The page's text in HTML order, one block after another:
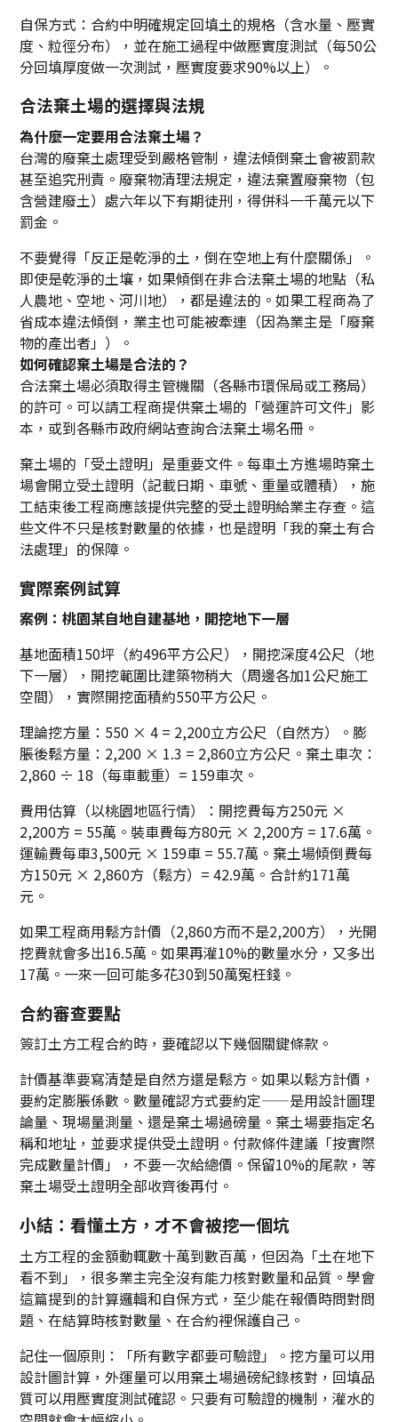
自保方式：合約中明確規定回填土的規格（含水量、壓實
度、粒徑分布），並在施工過程中做壓實度測試（每50公
分回填厚度做一次測試，壓實度要求90%以上）。
合法棄土場的選擇與法規
為什麼一定要用合法棄土場？
台灣的廢棄土處理受到嚴格管制，違法傾倒棄土會被罰款
甚至追究刑責。廢棄物清理法規定，違法棄置廢棄物（包
含營建廢土）處六年以下有期徒刑，得併科一千萬元以下
罰金。
不要覺得「反正是乾淨的土，倒在空地上有什麼關係」。
即使是乾淨的土壤，如果傾倒在非合法棄土場的地點（私
人農地、空地、河川地），都是違法的。如果工程商為了
省成本違法傾倒，業主也可能被牽連（因為業主是「廢棄
物的產出者」）。
如何確認棄土場是合法的？
合法棄土場必須取得主管機關（各縣市環保局或工務局）
的許可。可以請工程商提供棄土場的「營運許可文件」影
本，或到各縣市政府網站查詢合法棄土場名冊。
棄土場的「受土證明」是重要文件。每車土方進場時棄土
場會開立受土證明（記載日期、車號、重量或體積），施
工結束後工程商應該提供完整的受土證明給業主存查。這
些文件不只是核對數量的依據，也是證明「我的棄土有合
法處理」的保障。
實際案例試算
案例：桃園某自地自建基地，開挖地下一層
基地面積150坪（約496平方公尺），開挖深度4公尺（地
下一層），開挖範圍比建築物稍大（周邊各加1公尺施工
空間），實際開挖面積約550平方公尺。
理論挖方量：550 × 4 = 2,200立方公尺（自然方）。膨
脹後鬆方量：2,200 × 1.3 = 2,860立方公尺。棄土車次：
2,860 ÷ 18（每車載重）= 159車次。
費用估算（以桃園地區行情）：開挖費每方250元 ×
2,200方 = 55萬。裝車費每方80元 × 2,200方 = 17.6萬。
運輸費每車3,500元 × 159車 = 55.7萬。棄土場傾倒費每
方150元 × 2,860方（鬆方）= 42.9萬。合計約171萬
元。
如果工程商用鬆方計價（2,860方而不是2,200方），光開
挖費就會多出16.5萬。如果再灌10%的數量水分，又多出
17萬。一來一回可能多花30到50萬冤枉錢。
合約審查要點
簽訂土方工程合約時，要確認以下幾個關鍵條款。
計價基準要寫清楚是自然方還是鬆方。如果以鬆方計價，
要約定膨脹係數。數量確認方式要約定——是用設計圖理
論量、現場量測量、還是棄土場過磅量。棄土場要指定名
稱和地址，並要求提供受土證明。付款條件建議「按實際
完成數量計價」，不要一次給總價。保留10%的尾款，等
棄土場受土證明全部收齊後再付。
小結：看懂土方，才不會被挖一個坑
土方工程的金額動輒數十萬到數百萬，但因為「土在地下
看不到」，很多業主完全沒有能力核對數量和品質。學會
這篇提到的計算邏輯和自保方式，至少能在報價時問對問
題、在結算時核對數量、在合約裡保護自己。
記住一個原則：「所有數字都要可驗證」。挖方量可以用
設計圖計算，外運量可以用棄土場過磅紀錄核對，回填品
質可以用壓實度測試確認。只要有可驗證的機制，灌水的